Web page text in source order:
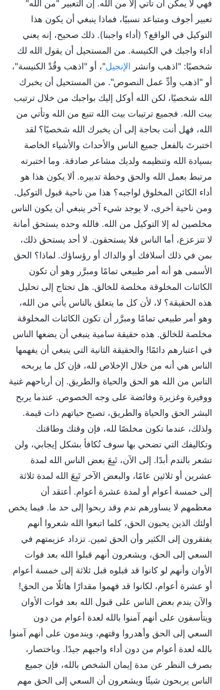
فهي لا يمكن أن تأتي إلا من الله. إن التعبير "من الله"
تعبير أجوف ومتباعد نسبيًا، فماذا ينبغي أن يكون هذا
التوكيل في الواقع؟ (أداء واجبنا). ذلك صحيح، إنه يعني
أداء واجبك في الكنيسة. من المستحيل أن يقول الله لك
شخصيًا: "اذهب وانشر الإنجيل"، أو "اذهب وقُدْ الكنيسة"،
أو "اذهب وأدِّ عمل النصوص". من المستحيل أن يخبرك
الله شخصيًا، لكن الله أوكل إليك بواجبك من خلال ترتيب
بيت الله. فجميع ترتيبات بيت الله تنبع من الله وتأتي من
الله، فهل أنت بحاجة إلى أن يخبرك الله شخصيًا؟ لقد
اختبرتَ بالفعل جميع الناس والأحداث والأشياء الخاصة
بسيادة الله وتنظيمه ولديك مشاعر صادقة. وما اختبرته
مرتبط بعمل الله والحق وخطة تدبيره. ألا يكون هذا هو
أداء الكائن المخلوق لواجبه؟ هذا من ناحية قبول التوكيل.
ومن ناحية أخرى، لا يوجد شيء آخر ينبغي أن يكون الناس
مخلصين له إلا التوكيل من الله. فالله وحده يستحق أمانة
لا تتزعزع، أما الناس فلا يستحقون. لا أحد يستحق ذلك،
بمن في ذلك أسلافك أو والداك أو رؤساؤك. لماذا؟ الحق
الأسمى هو أنه أمر طبيعي تمامًا ومبرَّر وهو أن تكون
الكائنات المخلوقة مخلصة للخالق. هل تحتاج إلى تحليل
هذه الحقيقة؟ لا، لأن كل ما يتعلق بالناس يأتي من الله،
وهو أمر طبيعي تمامًا ومبرَّر أن تكون الكائنات المخلوقة
مخلصة للخالق. هذه حقيقة سامية ينبغي أن يضعها الناس
في اعتبارهم دائمًا! والحقيقة الثانية التي ينبغي أن يفهمها
الناس هي أنه من خلال الإخلاص لله، فإن كل ما يربحه
الناس من الله هو الحق والحياة والطريق. إن أرباحهم غنية
ووفيرة وغزيرة وفائضة على وجه الخصوص. عندما يربح
البشر الحق والحياة والطريق، تصبح حياتهم ذات قيمة.
ولذلك، عندما تكون مخلصًا لله، فإن وقتك وطاقتك
وتكاليفك التي تضحي بها سوف تُكافأ بشكل إيجابي، ولن
تشعر بالندم أبدًا. إلى الآن، تَبِعَ بعض الناس الله لمدة
عشرين أو ثلاثين عامًا، والبعض الآخر تَبِعَ الله لمدة ثلاثة
إلى خمسة أعوام أو لمدة عشرة أعوام. أعتقد أن
معظمهم لا يساورهم ندم وقد ربحوا إلى حد ما. فيما يخص
أولئك الذين يحبون الحق، كلما اتبعوا الله شعروا أنهم
يفتقرون إلى الكثير وأن الحق ثمين. تزداد عزيمتهم في
السعي إلى الحق، ويشعرون أنهم قبلوا الله بعد فوات
الأوان وأنهم لو كانوا قد قبلوه قبل ثلاثة إلى خمسة أعوام
أو عشرة أعوام، لكانوا قد فهموا مقدارًا هائلًا من الحق!
والآن يندم بعض الناس على قبول الله بعد فوات الأوان
ويتأسفون على أنهم آمنوا بالله لعدة أعوام من دون
السعي إلى الحق وأهدروا وقتهم، ويندمون على أنهم آمنوا
بالله لعدة أعوام من دون أداء واجبهم جيدًا. وباختصار،
بصرف النظر عن مدة إيمان الشخص بالله، فإن جميع
الناس يربحون شيئًا ويشعرون أن السعي إلى الحق مهم